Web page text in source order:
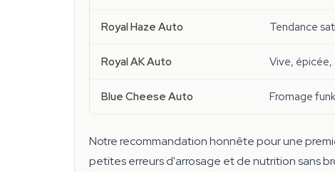
Royal Haze Auto Tendance
Royal AK Auto Vive,
Blue Cheese Auto Fromage
Notre recommandation honnête pour une
petites erreurs d'arrosage et de nutrition sans